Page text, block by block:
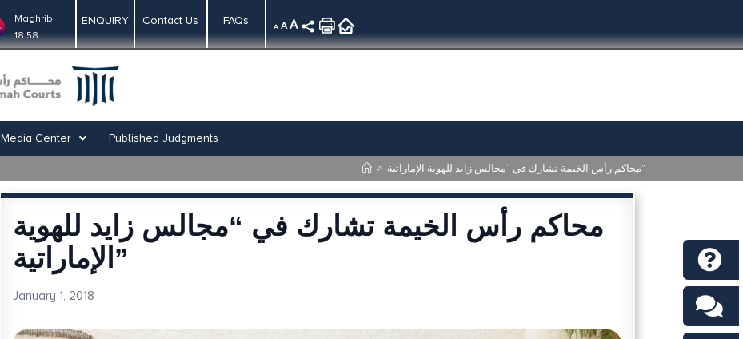
Maghrib
18:58
ENQUIRY Contact Us FAQs A A A
Media Center Published Judgments
> محاكم رأس الخيمة تشارك في “مجالس زايد للهوية الإماراتية”
محاكم رأس الخيمة تشارك في “مجالس زايد للهوية
الإماراتية”
January 1, 2018